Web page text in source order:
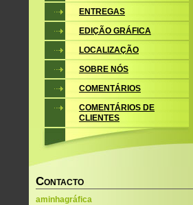
ENTREGAS
EDIÇÃO GRÁFICA
LOCALIZAÇÃO
SOBRE NÓS
COMENTÁRIOS
COMENTÁRIOS DE
CLIENTES
CONTACTO
aminhagráfica